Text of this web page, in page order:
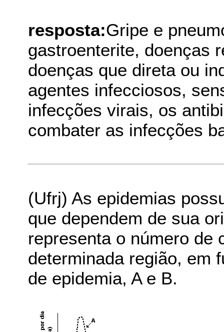
resposta:Gripe e
gastroenterite, doenças
doenças que direta ou
agentes infecciosos,
infecções virais, os
combater as infecções
(Ufrj) As epidemias
que dependem de sua
representa o número de
determinada região, em
de epidemia, A e B.